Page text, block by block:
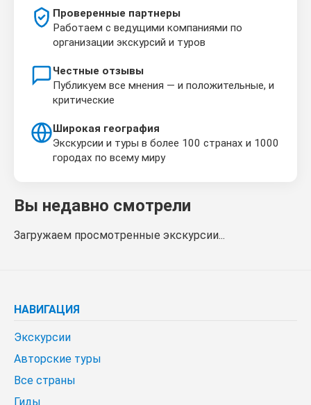
Проверенные партнеры
Работаем с ведущими компаниями по
организации экскурсий и туров
Честные отзывы
Публикуем все мнения — и положительные, и
критические
Широкая география
Экскурсии и туры в более 100 странах и 1000
городах по всему миру
Вы недавно смотрели
Загружаем просмотренные экскурсии...
НАВИГАЦИЯ
Экскурсии
Авторские туры
Все страны
Гиды